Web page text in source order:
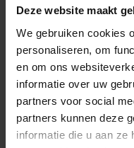
Deze website maakt
We gebruiken cookies
personaliseren, om
en om ons
informatie over uw
partners voor social
partners kunnen deze
informatie die u aan ze
te borgen.
Wat is RDFa?